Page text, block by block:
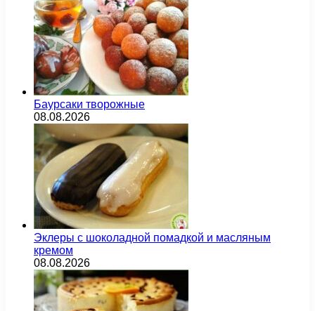
Баурсаки творожные
08.08.2026
Эклеры с шоколадной помадкой и масляным
кремом
08.08.2026